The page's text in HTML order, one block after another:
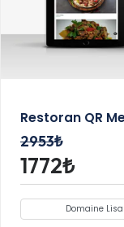
Restoran QR
2953₺
1772₺
Domaine